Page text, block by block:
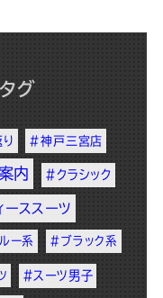
グ
#神戸三宮店
内 #クラシック
ススーツ
ー系 #ブラック系
#スーツ男子